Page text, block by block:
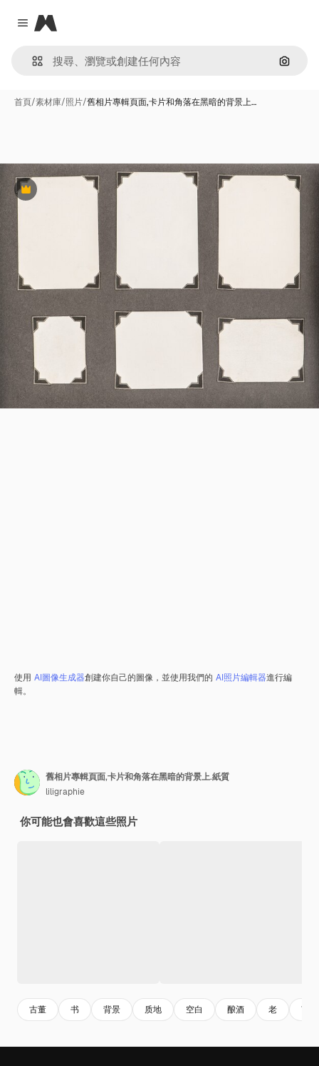
Close menu
Magnific
通過圖
首頁/素材庫/照片/舊相片專輯頁面,卡片和角落在黑暗的背景上…
Premium
使用 AI圖像生成器創建你自己的圖像，並使用我們的 AI照片編輯器進行編
輯。
舊相片專輯頁面,卡片和角落在黑暗的背景上.紙質
liligraphie
你可能也會喜歡這些照片
古董 书 背景 质地 空白 酿酒 老 艺术